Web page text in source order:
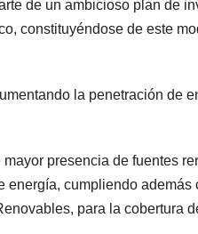
de un ambicioso plan de
constituyéndose de este
la penetración de
presencia de fuentes
cumpliendo además
para la cobertura